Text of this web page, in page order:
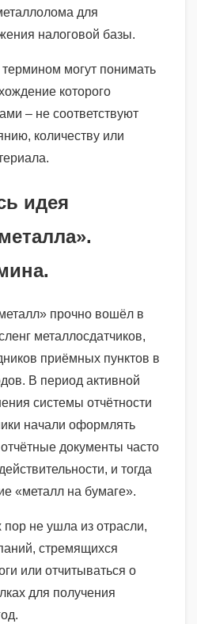
для
налоговой базы.
могут понимать
которого
– не соответствуют
количеству или
идея
прочно вошёл в
металлосдатчиков,
приёмных пунктов в
В период активной
системы отчётности
начали оформлять
документы часто
и тогда
«металл на бумаге».
не ушла из отрасли,
стремящихся
или отчитываться о
для получения